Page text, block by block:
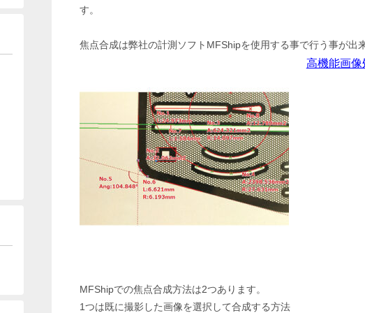
す。
焦点合成は弊社の計測ソフトMFShipを使用する事で行う事が出来
高機能画
MFShipでの焦点合成方法は2つあります。
1つは既に撮影した画像を選択して合成する方法